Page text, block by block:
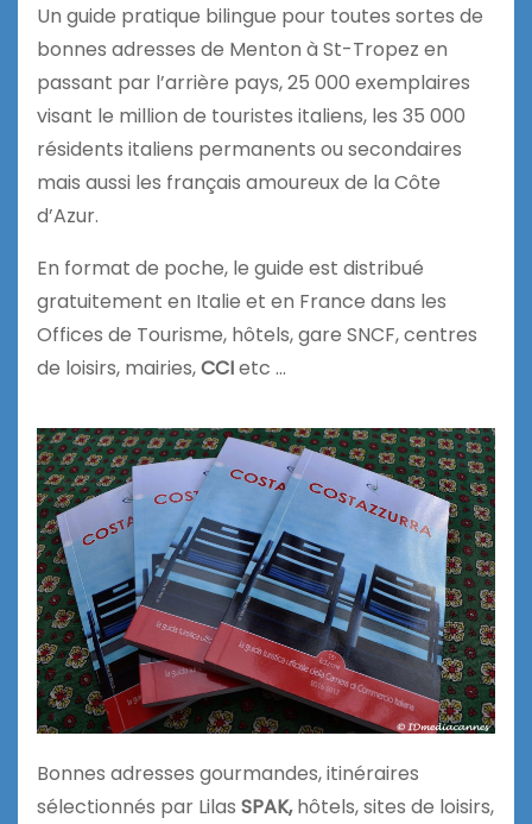
Un guide pratique bilingue pour toutes sortes de
bonnes adresses de Menton à St-Tropez en
passant par l’arrière pays, 25 000 exemplaires
visant le million de touristes italiens, les 35 000
résidents italiens permanents ou secondaires
mais aussi les français amoureux de la Côte
d’Azur.
En format de poche, le guide est distribué
gratuitement en Italie et en France dans les
Offices de Tourisme, hôtels, gare SNCF, centres
de loisirs, mairies,CCIetc …
Bonnes adresses gourmandes, itinéraires
sélectionnés par Lilas SPAK,hôtels, sites de loisirs,